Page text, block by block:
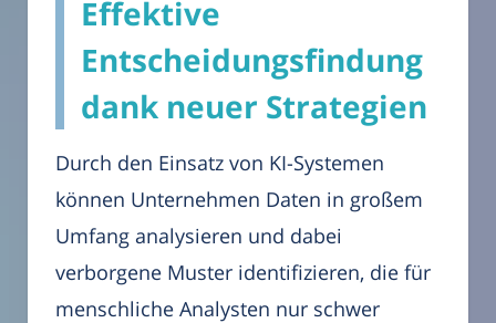
Effektive
Entscheidungsfindung
dank neuer Strategien
Durch den Einsatz von KI-Systemen
können Unternehmen Daten in großem
Umfang analysieren und dabei
verborgene Muster identifizieren, die für
menschliche Analysten nur schwer